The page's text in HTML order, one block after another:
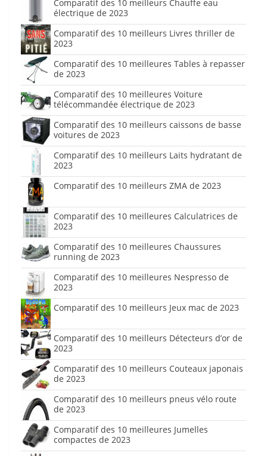
Comparatif des 10 meilleurs Chauffe eau
électrique de 2023
Comparatif des 10 meilleurs Livres thriller de
2023
Comparatif des 10 meilleures Tables à repasser
de 2023
Comparatif des 10 meilleures Voiture
télécommandée électrique de 2023
Comparatif des 10 meilleurs caissons de basse
voitures de 2023
Comparatif des 10 meilleurs Laits hydratant de
2023
Comparatif des 10 meilleurs ZMA de 2023
Comparatif des 10 meilleures Calculatrices de
2023
Comparatif des 10 meilleures Chaussures
running de 2023
Comparatif des 10 meilleures Nespresso de
2023
Comparatif des 10 meilleurs Jeux mac de 2023
Comparatif des 10 meilleurs Détecteurs d’or de
2023
Comparatif des 10 meilleurs Couteaux japonais
de 2023
Comparatif des 10 meilleurs pneus vélo route
de 2023
Comparatif des 10 meilleures Jumelles
compactes de 2023